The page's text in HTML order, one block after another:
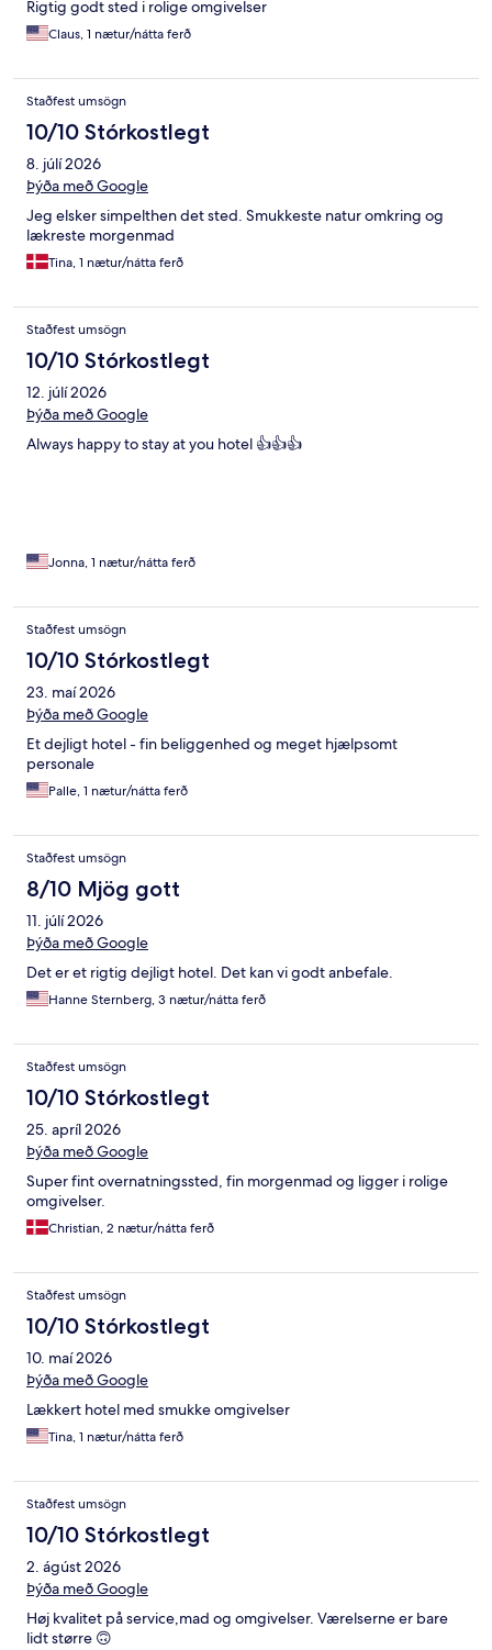
Rigtig godt sted i rolige omgivelser
Claus, 1 nætur/nátta ferð
Staðfest umsögn
10/10 Stórkostlegt
8. júlí 2026
Þýða með Google
Jeg elsker simpelthen det sted. Smukkeste natur omkring og
lækreste morgenmad
Tina, 1 nætur/nátta ferð
Staðfest umsögn
10/10 Stórkostlegt
12. júlí 2026
Þýða með Google
Always happy to stay at you hotel 👍👍👍
Jonna, 1 nætur/nátta ferð
Staðfest umsögn
10/10 Stórkostlegt
23. maí 2026
Þýða með Google
Et dejligt hotel - fin beliggenhed og meget hjælpsomt
personale
Palle, 1 nætur/nátta ferð
Staðfest umsögn
8/10 Mjög gott
11. júlí 2026
Þýða með Google
Det er et rigtig dejligt hotel. Det kan vi godt anbefale.
Hanne Sternberg, 3 nætur/nátta ferð
Staðfest umsögn
10/10 Stórkostlegt
25. apríl 2026
Þýða með Google
Super fint overnatningssted, fin morgenmad og ligger i rolige
omgivelser.
Christian, 2 nætur/nátta ferð
Staðfest umsögn
10/10 Stórkostlegt
10. maí 2026
Þýða með Google
Lækkert hotel med smukke omgivelser
Tina, 1 nætur/nátta ferð
Staðfest umsögn
10/10 Stórkostlegt
2. ágúst 2026
Þýða með Google
Høj kvalitet på service,mad og omgivelser. Værelserne er bare
lidt større 🙃